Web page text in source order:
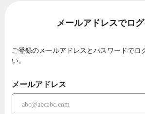
メールアドレスでロ
ご登録のメールアドレスとパスワードでロ
い。
メールアドレス